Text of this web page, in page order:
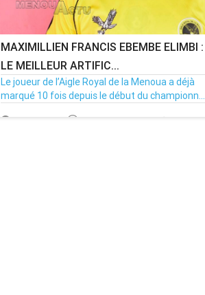
MAXIMILLIEN FRANCIS EBEMBE ELIMBI :
LE MEILLEUR ARTIFIC...
Le joueur de l’Aigle Royal de la Menoua a déjà
marqué 10 fois depuis le début du championn...
11/07/17 Par MenouActu 2